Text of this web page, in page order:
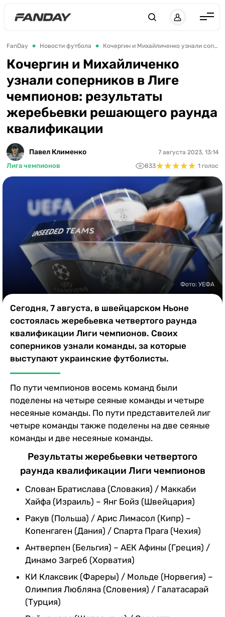
Англия
Испания
Германия
Италия
Франция
Украина
ЛЧ
Букмекеры
Казино
FanDay Новости футбола Кочергин и Михайличенко узнали соперников в Лиге чемпионов: результаты жеребьевки решающего раунда квалификации
Кочергин и Михайличенко
узнали соперников в Лиге
чемпионов: результаты
жеребьевки решающего раунда
квалификации
Павел Клименко
Лига чемпионов
7 августа 2023, 13:14
833★★★★★
★★★★★ 1 голос
Фото: УЕФА
Сегодня, 7 августа, в швейцарском Ньоне
состоялась жеребьевка четвертого раунда
квалификации Лиги чемпионов. Своих
соперников узнали команды, за которые
выступают украинские футболисты.
По пути чемпионов восемь команд были
поделены на четыре сеяные команды и четыре
несеяные команды. По пути представителей лиг
четыре команды также поделены на две сеяные
команды и две несеяные команды.
Результаты жеребьевки четвертого
раунда квалификации Лиги чемпионов
Слован Братислава (Словакия) / Маккаби
Хайфа (Израиль) – Янг Бойз (Швейцария)
Ракув (Польша) / Арис Лимасол (Кипр) –
Копенгаген (Дания) / Спарта Прага (Чехия)
Антверпен (Бельгия) – АЕК Афины (Греция) /
Динамо Загреб (Хорватия)
КИ Клаксвик (Фареры) / Мольде (Норвегия) –
Олимпия Любляна (Словения) / Галатасарай
(Турция)